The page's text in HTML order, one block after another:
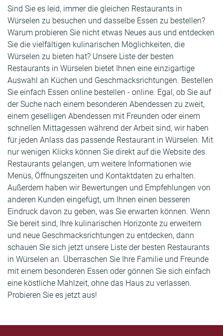
Sind Sie es leid, immer die gleichen Restaurants in
Würselen zu besuchen und dasselbe Essen zu bestellen?
Warum probieren Sie nicht etwas Neues aus und entdecken
Sie die vielfältigen kulinarischen Möglichkeiten, die
Würselen zu bieten hat? Unsere Liste der besten
Restaurants in Würselen bietet Ihnen eine einzigartige
Auswahl an Küchen und Geschmacksrichtungen. Bestellen
Sie einfach Essen online bestellen - online. Egal, ob Sie auf
der Suche nach einem besonderen Abendessen zu zweit,
einem geselligen Abendessen mit Freunden oder einem
schnellen Mittagessen während der Arbeit sind, wir haben
für jeden Anlass das passende Restaurant in Würselen. Mit
nur wenigen Klicks können Sie direkt auf die Website des
Restaurants gelangen, um weitere Informationen wie
Menüs, Öffnungszeiten und Kontaktdaten zu erhalten.
Außerdem haben wir Bewertungen und Empfehlungen von
anderen Kunden eingefügt, um Ihnen einen besseren
Eindruck davon zu geben, was Sie erwarten können. Wenn
Sie bereit sind, Ihre kulinarischen Horizonte zu erweitern
und neue Geschmacksrichtungen zu entdecken, dann
schauen Sie sich jetzt unsere Liste der besten Restaurants
in Würselen an. Überraschen Sie Ihre Familie und Freunde
mit einem besonderen Essen oder gönnen Sie sich einfach
eine köstliche Mahlzeit, ohne das Haus zu verlassen.
Probieren Sie es jetzt aus!